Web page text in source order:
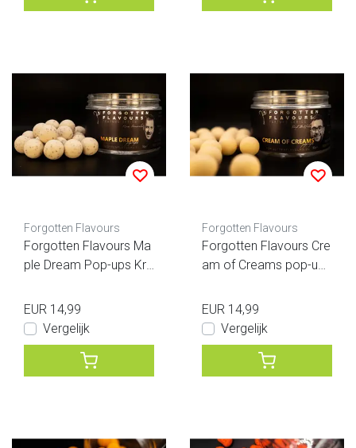
Forgotten Flavours
Forgotten Flavours Ma
ple Dream Pop-ups Kri
EUR 14,99
Vergelijk
Forgotten Flavours
Forgotten Flavours Cre
am of Creams pop-ups
Series
EUR 14,99
Vergelijk